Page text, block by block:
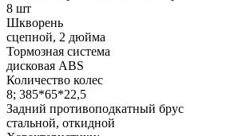
8 шт
Шкворень
сцепной, 2 дюйма
Тормозная система
дисковая ABS
Количество колес
8; 385*65*22,5
Задний противоподкатный брус
стальной, откидной